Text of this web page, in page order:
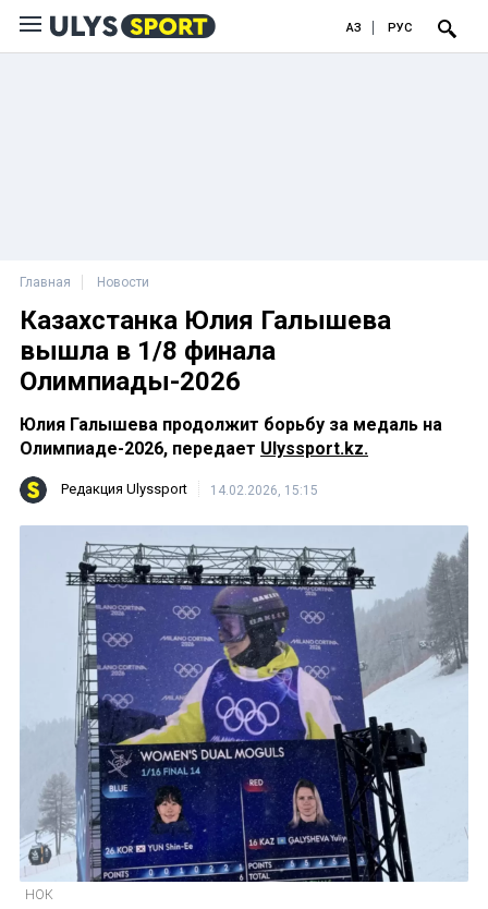
ҚАЗ РУС
Главная Новости
Казахстанка Юлия Галышева
вышла в 1/8 финала
Олимпиады-2026
Юлия Галышева продолжит борьбу за медаль на
Олимпиаде-2026, передает Ulyssport.kz.
Редакция Ulyssport 14.02.2026, 15:15
НОК